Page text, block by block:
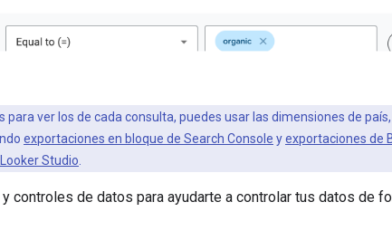
para ver los de cada consulta, puedes usar las dimensiones de
exportaciones en bloque de Search Console yexportaciones de
Studio.
controles de datos para ayudarte a controlar tus datos de